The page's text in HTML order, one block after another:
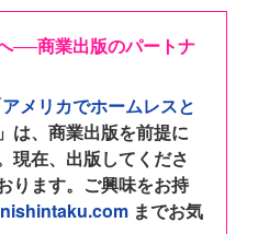
──商業出版のパートナ
アメリカでホームレスと
は、商業出版を前提に
現在、出版してくださ
ります。ご興味をお持
までお気